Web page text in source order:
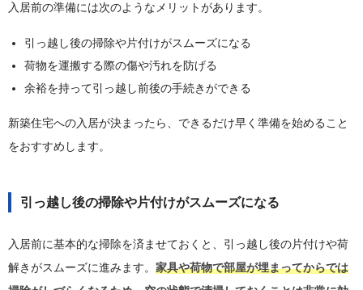
入居前の準備には次のようなメリットがあります。
引っ越し後の掃除や片付けがスムーズになる
荷物を運搬する際の傷や汚れを防げる
余裕を持って引っ越し前後の手続きができる
新築住宅への入居が決まったら、できるだけ早く準備を始めること
をおすすめします。
引っ越し後の掃除や片付けがスムーズになる
入居前に基本的な掃除を済ませておくと、引っ越し後の片付けや荷
解きがスムーズに進みます。 家具や荷物で部屋が埋まってからでは